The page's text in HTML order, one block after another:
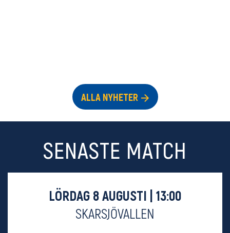
ALLA NYHETER
SENASTE MATCH
LÖRDAG 8 AUGUSTI | 13:00
SKARSJÖVALLEN